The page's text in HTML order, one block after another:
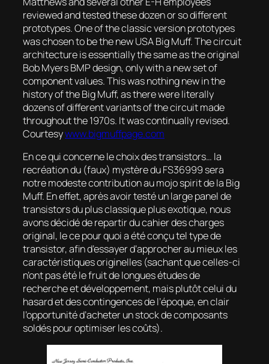
reviewed and tested these dozen or so different
prototypes. One of the classic version prototypes
was chosen to be the new USA Big Muff. The circuit
architecture is essentially the same as the original
Bob Myers BMP design, only with a new set of
component values. This was nothing new in the
history of the Big Muff, as there were literally
dozens of different variants of the circuit made
throughout the 1970s. It was continually revised.
Courtesywww.bigmuffpage.com
En ce qui concerne le choix des transistors… la
recréation du (faux) mystère du FS36999 sera
notre modeste contribution aumojo spiritde la Big
Muff. En effet, après avoir testé un large panel de
transistors du plus classique plus exotique, nous
avons décidé de repartir du cahier des charges
original, le ce pour quoi a été conçu tel type de
transistor, afin d’essayer d’approcher au mieux les
caractéristiques originelles (sachant que celles-ci
n’ont pas été le fruit de longues études de
recherche et développement, mais plutôt celui du
hasard et des contingences de l’époque, en clair
l’opportunité d’acheter un stock de composants
soldés pour optimiser les coûts).